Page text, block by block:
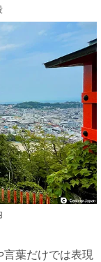
葉だけでは表現